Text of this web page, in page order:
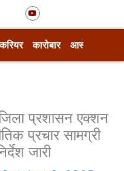
Y
o
u
t
b
e
करियर कारोबार आस्था
प्रशासन एक्शन
प्रचार सामग्री
जारी